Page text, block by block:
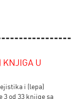
KNJIGA U
i (lepa)
3 od 33 knjige sa